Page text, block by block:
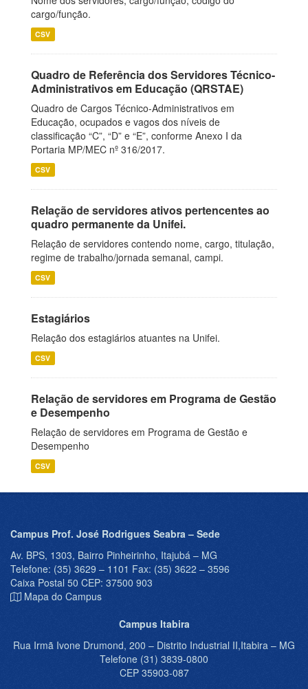
cargo/função.
CSV
Quadro de Referência dos Servidores Técnico-
Administrativos em Educação (QRSTAE)
Quadro de Cargos Técnico-Administrativos em
Educação, ocupados e vagos dos níveis de
classificação “C”, “D” e “E”, conforme Anexo I da
Portaria MP/MEC nº 316/2017.
CSV
Relação de servidores ativos pertencentes ao
quadro permanente da Unifei.
Relação de servidores contendo nome, cargo, titulação,
regime de trabalho/jornada semanal, campi.
CSV
Estagiários
Relação dos estagiários atuantes na Unifei.
CSV
Relação de servidores em Programa de Gestão
e Desempenho
Relação de servidores em Programa de Gestão e
Desempenho
CSV
Campus Prof. José Rodrigues Seabra – Sede
Av. BPS, 1303, Bairro Pinheirinho, Itajubá – MG
Telefone: (35) 3629 – 1101 Fax: (35) 3622 – 3596
Caixa Postal 50 CEP: 37500 903
Mapa do Campus
Campus Itabira
Rua Irmã Ivone Drumond, 200 – Distrito Industrial II,Itabira – MG
Telefone (31) 3839-0800
CEP 35903-087